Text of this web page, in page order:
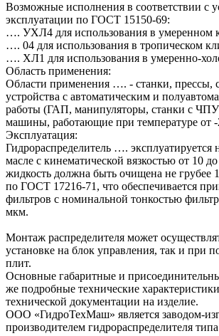
Возможные исполнения в соответствии с
эксплуатации по ГОСТ 15150-69:
…. УХЛ4 для использования в умеренном
…. 04 для использования в тропическом
…. ХЛ1 для использования в умеренно-
Область применения:
Области применения …. - станки, прессы,
устройства с автоматическим и
работы (ГАП, манипуляторы, станки с
машины, работающие при температуре от -
Эксплуатация:
Гидрораспределитель …. эксплуатируется
масле с кинематической вязкостью от 10
жидкость должна быть очищена не грубее
по ГОСТ 17216-71, что обеспечивается
фильтров с номинальной тонкостью
мкм.
Монтаж распределителя может
установке на блок управления, так и при
плит.
Основные габаритные и
же подробные технические
технической документации на изделие.
ООО «ГидроТехМаш» является заводом-
производителем гидрораспределителя